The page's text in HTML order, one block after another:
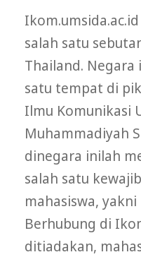
salah satu
Thailand.
satu tempat di
Ilmu Komunikasi
Muhammadiyah
dinegara inilah
salah satu
mahasiswa,
Berhubung di
ditiadakan,